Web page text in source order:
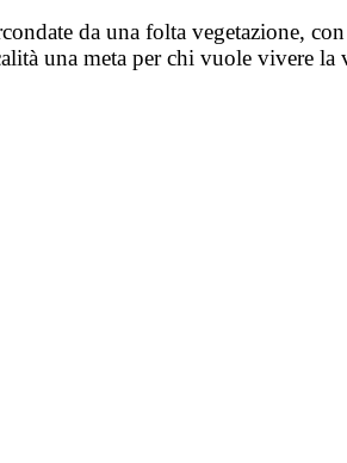
da una folta vegetazione,
una meta per chi vuole vivere